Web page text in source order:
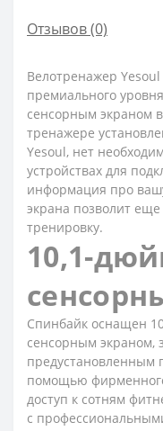
Отзывов (0)
Велотренажер Yesoul
премиального
сенсорным экраном
тренажере
Yesoul, нет
устройствах для
информация про
экрана позволит еще
тренировку.
10,1-
Спинбайк оснащен
сенсорным
предустановленным
помощью
доступ к сотням
с